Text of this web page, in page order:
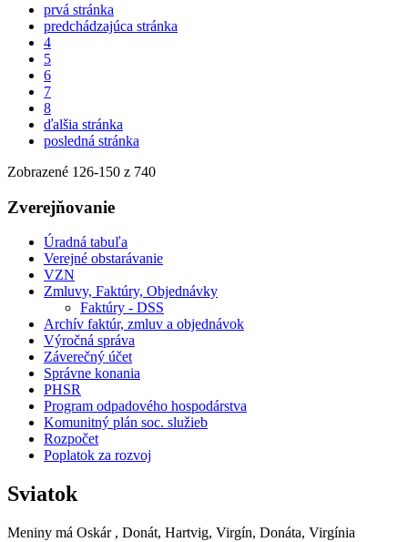
prvá stránka
predchádzajúca stránka
4
5
6
7
8
ďalšia stránka
posledná stránka
Zobrazené 126-150 z 740
Zverejňovanie
Úradná tabuľa
Verejné obstarávanie
VZN
Zmluvy, Faktúry, Objednávky
Faktúry - DSS
Archív faktúr, zmluv a objednávok
Výročná správa
Záverečný účet
Správne konania
PHSR
Program odpadového hospodárstva
Komunitný plán soc. služieb
Rozpočet
Poplatok za rozvoj
Sviatok
Meniny má Oskár , Donát, Hartvig, Virgín, Donáta, Virgínia